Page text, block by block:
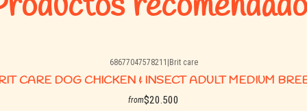
68677047578211 |Brit care
CARE DOG CHICKEN & INSECT ADULT MEDIUM
from$20.500